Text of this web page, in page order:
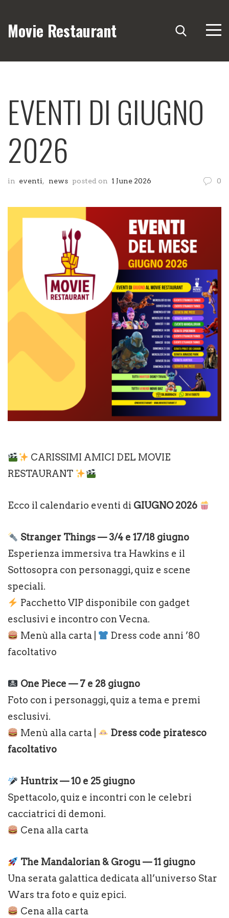
Movie Restaurant
EVENTI DI GIUGNO
2026
in eventi, news posted on 1 June 2026 0
CARISSIMI AMICI DEL MOVIE
RESTAURANT
Ecco il calendario eventi di GIUGNO 2026
Stranger Things — 3/4 e 17/18 giugno
Esperienza immersiva tra Hawkins e il
Sottosopra con personaggi, quiz e scene
speciali.
Pacchetto VIP disponibile con gadget
esclusivi e incontro con Vecna.
Menù alla carta |
Dress code anni ’80
facoltativo
One Piece — 7 e 28 giugno
Foto con i personaggi, quiz a tema e premi
esclusivi.
Menù alla carta |
Dress code piratesco
facoltativo
Huntrix — 10 e 25 giugno
Spettacolo, quiz e incontri con le celebri
cacciatrici di demoni.
Cena alla carta
The Mandalorian & Grogu — 11 giugno
Una serata galattica dedicata all’universo Star
Wars tra foto e quiz epici.
Cena alla carta